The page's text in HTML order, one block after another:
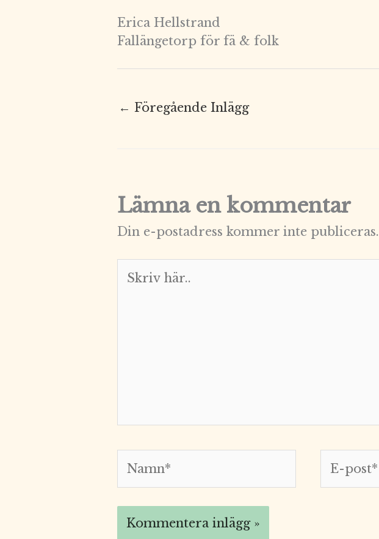
Erica Hellstrand
Fallängetorp för fä & folk
← Föregående Inlägg
Lämna en kommentar
Din e-postadress kommer inte publiceras.
här..
post*